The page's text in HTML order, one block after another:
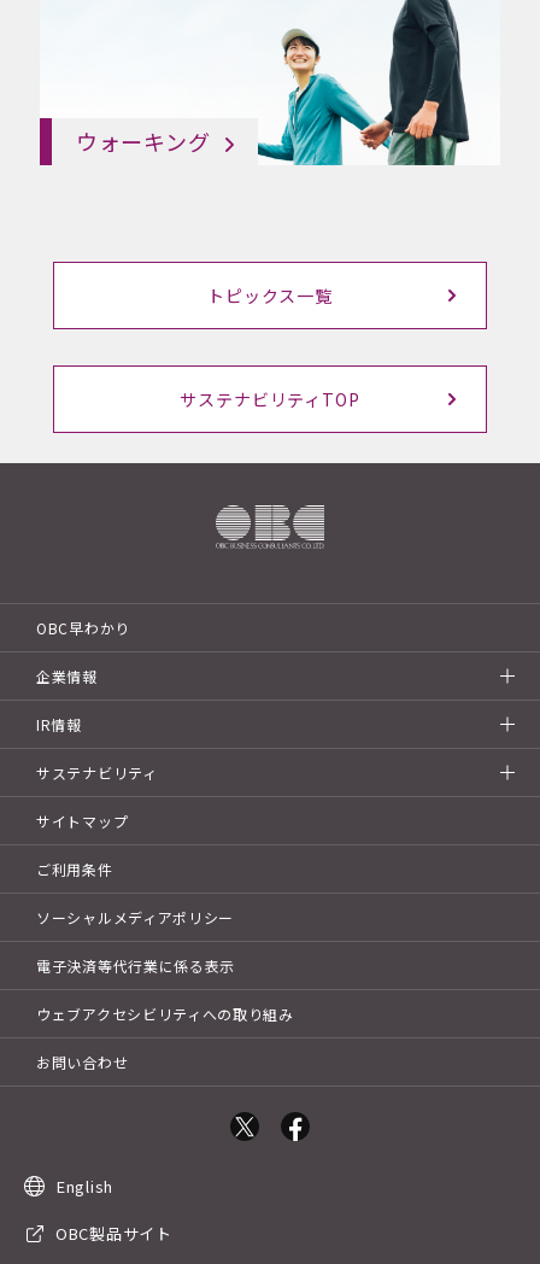
ウォーキング
トピックス一覧
サステナビリティTOP
OBC早わかり
企業情報
IR情報
サステナビリティ
サイトマップ
ご利用条件
ソーシャルメディアポリシー
電子決済等代行業に係る表示
ウェブアクセシビリティへの取り組み
お問い合わせ
English
OBC製品サイト